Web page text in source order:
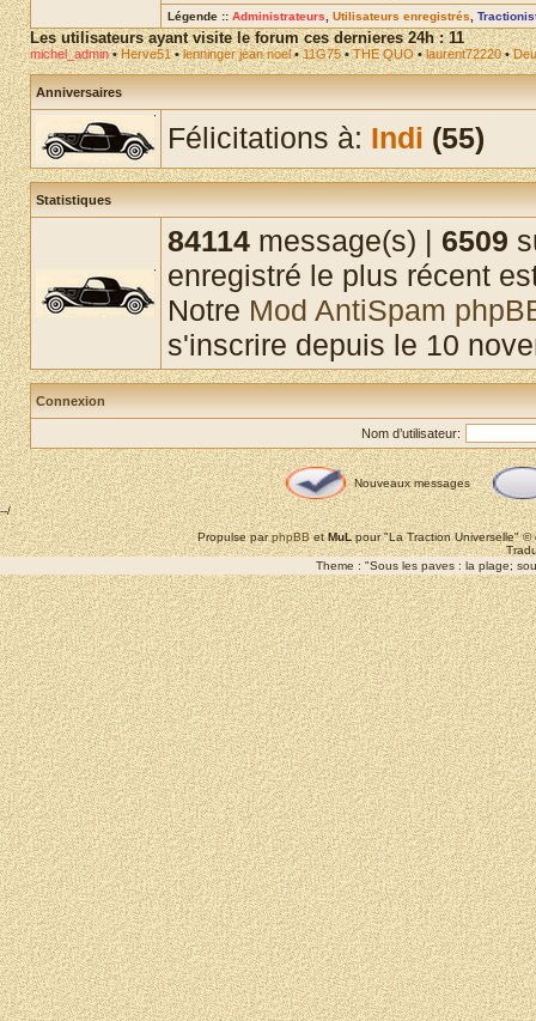
Légende :: Administrateurs Utilisateurs enregistrés
Les utilisateurs ayant visite le forum ces dernieres 24h : 11
michel_admin•Herve51•lenninger jean noel•11G75•THE QUO•laurent72220•
Anniversaires
Félicitations à: Indi (55)
Statistiques
84114 message(s) | 6509
enregistré le plus récent
Notre Mod AntiSpam
s'inscrire depuis le 10
Connexion
Nom d’utilisateur:
Nouveaux messages
--/
Propulse parphpBBetMuLpour "La Traction Universelle"
Theme : "Sous les paves : la plage;